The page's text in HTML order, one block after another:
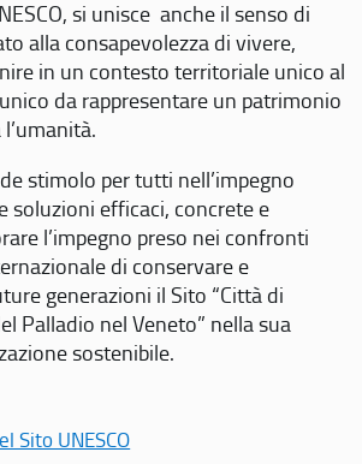
si unisce anche il senso di
alla consapevolezza di vivere,
in un contesto territoriale unico al
da rappresentare un patrimonio
stimolo per tutti nell’impegno
soluzioni efficaci, concrete e
l’impegno preso nei confronti
di conservare e
generazioni il Sito “Città di
Palladio nel Veneto” nella sua
sostenibile.
Sito UNESCO